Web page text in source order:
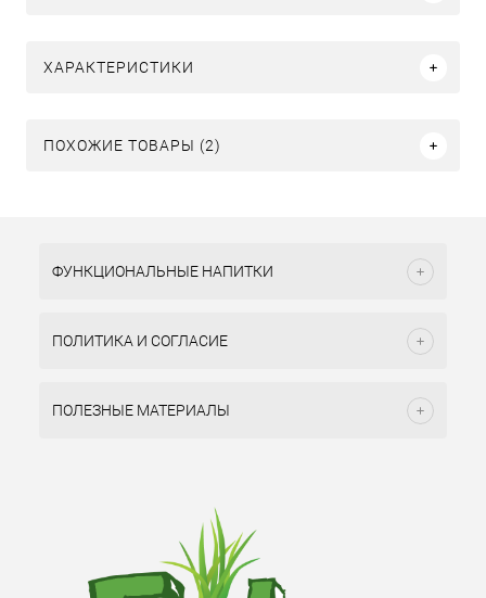
ХАРАКТЕРИСТИКИ
ПОХОЖИЕ ТОВАРЫ (2)
ФУНКЦИОНАЛЬНЫЕ НАПИТКИ
ПОЛИТИКА И СОГЛАСИЕ
ПОЛЕЗНЫЕ МАТЕРИАЛЫ